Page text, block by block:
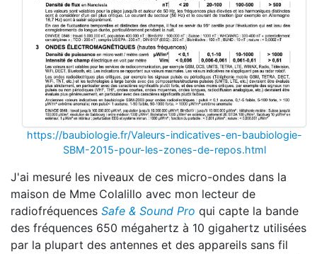
https://baubiologie.fr/Valeurs-indicatives-en-baubiologie-
SBM-2015-pour-les-zones-de-repos.html
J'ai mesuré les niveaux de ces micro-ondes dans la
maison de Mme Colalillo avec mon lecteur de
radiofréquences Safe & Sound Pro qui capte la bande
des fréquences 650 mégahertz à 10 gigahertz utilisées
par la plupart des antennes et des appareils sans fil